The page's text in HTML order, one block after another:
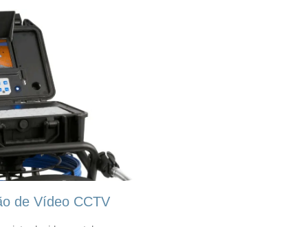
de Vídeo CCTV